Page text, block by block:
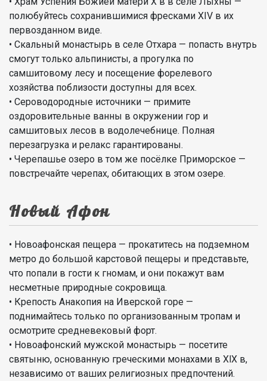
полюбуйтесь сохранившимися фресками XIV в их
первозданном виде.
• Скальный монастырь в селе Отхара — попасть внутрь
смогут только альпинисты, а прогулка по
самшитовому лесу и посещение форелевого
хозяйства поблизости доступны для всех.
• Сероводородные источники — примите
оздоровительные ванны в окружении гор и
самшитовых лесов в водолечебнице. Полная
перезагрузка и релакс гарантированы.
• Черепашье озеро в том же посёлке Приморское —
повстречайте черепах, обитающих в этом озере.
Новый Афон
• Новоафонская пещера — прокатитесь на подземном
метро до большой карстовой пещеры и представьте,
что попали в гости к гномам, и они покажут вам
несметные природные сокровища.
• Крепость Анакопия на Иверской горе —
поднимайтесь только по организованным тропам и
осмотрите средневековый форт.
• Новоафонский мужской монастырь — посетите
святыню, основанную греческими монахами в XlX в,
независимо от ваших религиозных предпочтений.